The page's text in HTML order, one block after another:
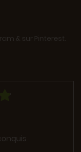
& sur Pinterest.